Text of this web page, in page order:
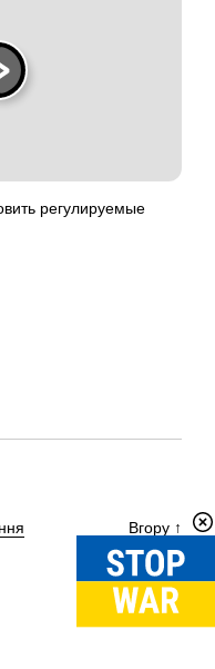
регулируемые
Вгору ↑